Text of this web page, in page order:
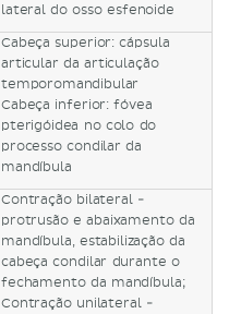
lateral do osso esfenoide
Cabeça superior: cápsula
articular da articulação
temporomandibular
Cabeça inferior: fóvea
pterigóidea no colo do
processo condilar da
mandíbula
Contração bilateral -
protrusão e abaixamento da
mandíbula, estabilização da
cabeça condilar durante o
fechamento da mandíbula;
Contração unilateral -